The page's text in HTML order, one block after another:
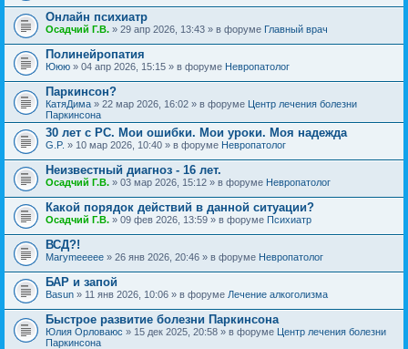
Онлайн психиатр
Осадчий Г.В. » 29 апр 2026, 13:43 » в форуме Главный врач
Полинейропатия
Ююю » 04 апр 2026, 15:15 » в форуме Невропатолог
Паркинсон?
КатяДима » 22 мар 2026, 16:02 » в форуме Центр лечения болезни
Паркинсона
30 лет с РС. Мои ошибки. Мои уроки. Моя надежда
G.P. » 10 мар 2026, 10:40 » в форуме Невропатолог
Неизвестный диагноз - 16 лет.
Осадчий Г.В. » 03 мар 2026, 15:12 » в форуме Невропатолог
Какой порядок действий в данной ситуации?
Осадчий Г.В. » 09 фев 2026, 13:59 » в форуме Психиатр
ВСД?!
Marymeeeee » 26 янв 2026, 20:46 » в форуме Невропатолог
БАР и запой
Basun » 11 янв 2026, 10:06 » в форуме Лечение алкоголизма
Быстрое развитие болезни Паркинсона
Юлия Орловаюс » 15 дек 2025, 20:58 » в форуме Центр лечения болезни
Паркинсона